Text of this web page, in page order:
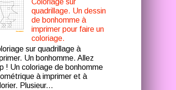
quadrillage. Un dessin
de bonhomme à
imprimer pour faire un
coloriage.
sur quadrillage à
Un bonhomme. Allez
! Un coloriage de bonhomme
à imprimer et à
Plusieur...